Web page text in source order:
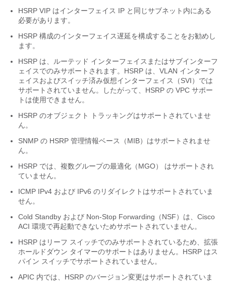
HSRP VIP はインターフェイス IP と同じサブネット内にある
必要があります。
HSRP 構成のインターフェイス遅延を構成することをお勧めし
ます。
HSRP は、ルーテッド インターフェイスまたはサブインターフ
ェイスでのみサポートされます。HSRP は、VLAN インターフ
ェイスおよびスイッチ済み仮想インターフェイス（SVI）では
サポートされていません。したがって、HSRP の VPC サポー
トは使用できません。
HSRP のオブジェクト トラッキングはサポートされていませ
ん。
SNMP の HSRP 管理情報ベース（MIB）はサポートされませ
ん。
HSRP では、複数グループの最適化（MGO） はサポートされ
ていません。
ICMP IPv4 および IPv6 のリダイレクトはサポートされていま
せん。
Cold Standby および Non-Stop Forwarding（NSF）は、Cisco
ACI 環境で再起動できないためサポートされていません。
HSRP はリーフ スイッチでのみサポートされているため、拡張
ホールドダウン タイマーのサポートはありません。HSRP はス
パイン スイッチでサポートされていません。
APIC 内では、HSRP のバージョン変更はサポートされていま